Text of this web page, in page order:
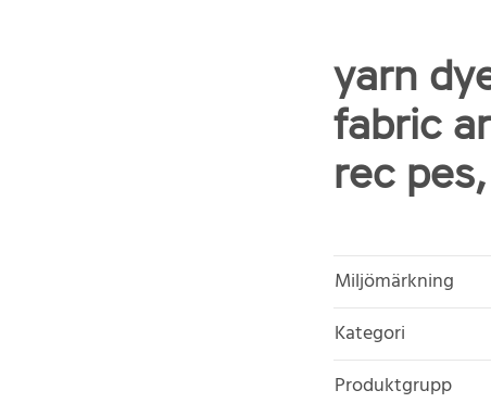
yarn
fabric
rec
Miljömärkning
Kategori
Produktgrupp